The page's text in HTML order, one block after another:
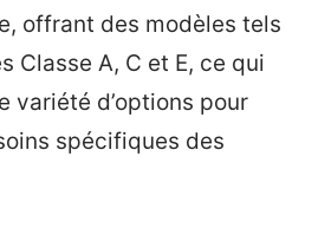
offrant des modèles tels
Classe A, C et E, ce qui
variété d’options pour
spécifiques des